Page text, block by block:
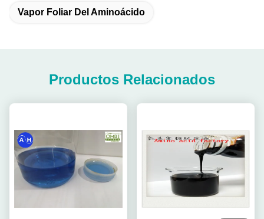
Vapor Foliar Del Aminoácido
Productos Relacionados